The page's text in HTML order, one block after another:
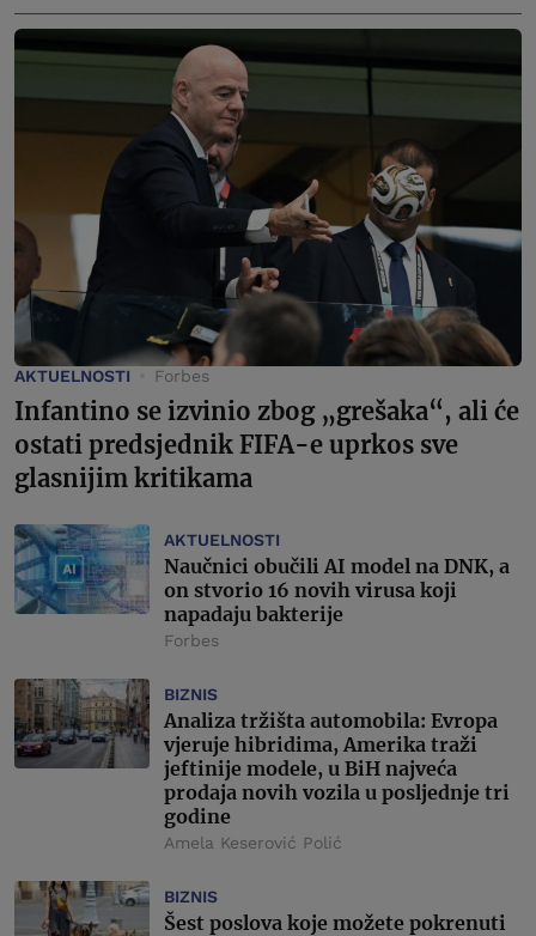
AKTUELNOSTI Forbes
Infantino se izvinio zbog „grešaka“, ali će
ostati predsjednik FIFA-e uprkos sve
glasnijim kritikama
AKTUELNOSTI
Naučnici obučili AI model na DNK, a
on stvorio 16 novih virusa koji
napadaju bakterije
Forbes
BIZNIS
Analiza tržišta automobila: Evropa
vjeruje hibridima, Amerika traži
jeftinije modele, u BiH najveća
prodaja novih vozila u posljednje tri
godine
Amela Keserović Polić
BIZNIS
Šest poslova koje možete pokrenuti